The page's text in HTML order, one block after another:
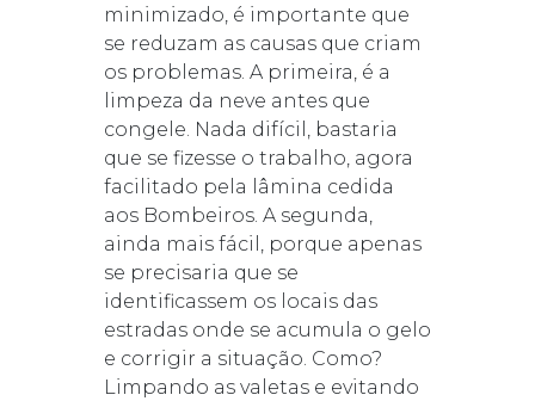
minimizado, é importante que
se reduzam as causas que criam
os problemas. A primeira, é a
limpeza da neve antes que
congele. Nada difícil, bastaria
que se fizesse o trabalho, agora
facilitado pela lâmina cedida
aos Bombeiros. A segunda,
ainda mais fácil, porque apenas
se precisaria que se
identificassem os locais das
estradas onde se acumula o gelo
e corrigir a situação. Como?
Limpando as valetas e evitando